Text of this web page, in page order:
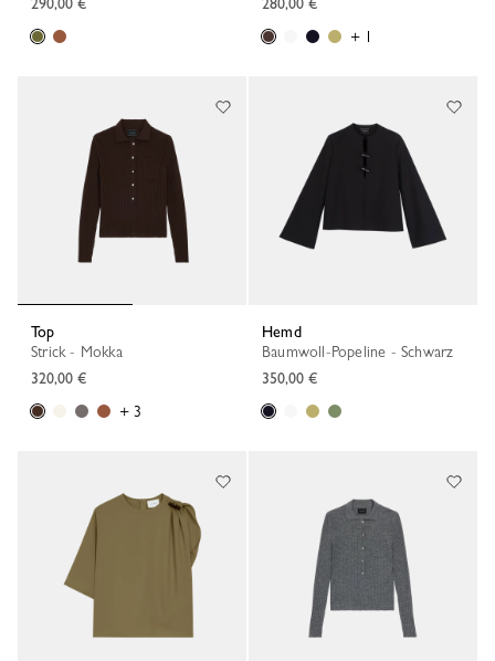
+ 1
Top
Strick - Mokka
320,00 €
+ 3
Hemd
Baumwoll-Popeline - Schwarz
350,00 €